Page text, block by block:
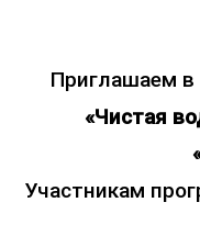
Приглашаем
«Чистая
Участникам